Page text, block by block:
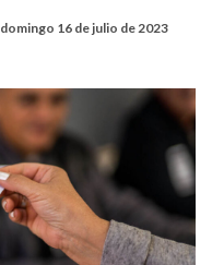
domingo 16 de julio de 2023